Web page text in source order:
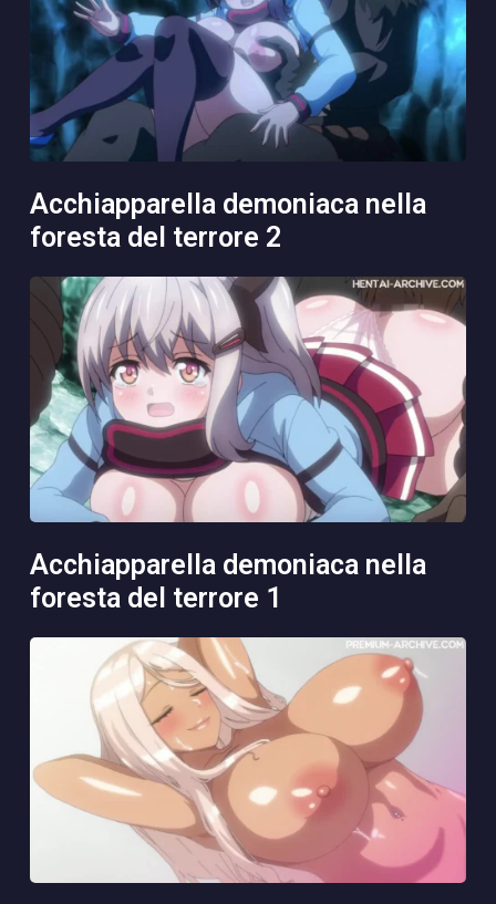
acchiapparella demoniaca nella
foresta del terrore 2
acchiapparella demoniaca nella
foresta del terrore 1